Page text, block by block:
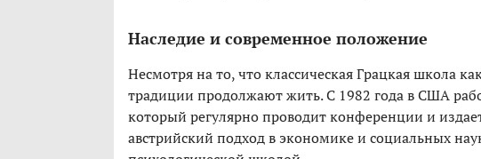
Наследие и современное положение
Несмотря на то, что классическая Грацкая школа
традиции продолжают жить. С 1982 года в США
который регулярно проводит конференции и
австрийский подход в экономике и социальных